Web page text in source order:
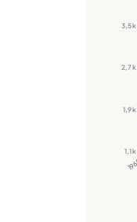
1,1 k
1,9 k
2,7 k
3,5 k